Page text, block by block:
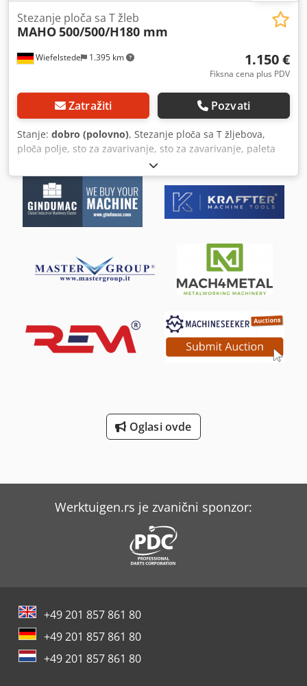
Wiefelstede 1.395 km
Stezanje ploča sa T žleb
MAHO500/500/H180 mm
1.150 €
Fiksna cena plus PDV
Zatražiti Pozvati
Stanje: dobro (polovno), Stezanje ploča sa T žljebova,
ploča polje, sto za zavarivanje, sto za zavarivanje, paleta
menjač -Dolazi: iz CNC obradni centar MAHOTtipe MC 600
-Širina: 500 mm -Dužina: 500 mm -Visina: 180 mm -sa
potpornim rebrima -Groove širina: 14 mm -Broj: 1k stolovi
na raspolaganju -Cena: po komadu -Težina: 200 kg / komad
Codpfxeb A Hy Ue Alfjrf
Oglasi ovde
Werktuigen.rs je zvanični sponzor:
+49 201 857 861 80
+49 201 857 861 80
+49 201 857 861 80